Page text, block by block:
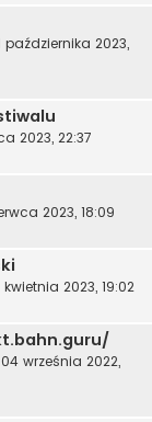
października 2023,
2023, 22:37
2023, 18:09
2023, 19:02
września 2022,